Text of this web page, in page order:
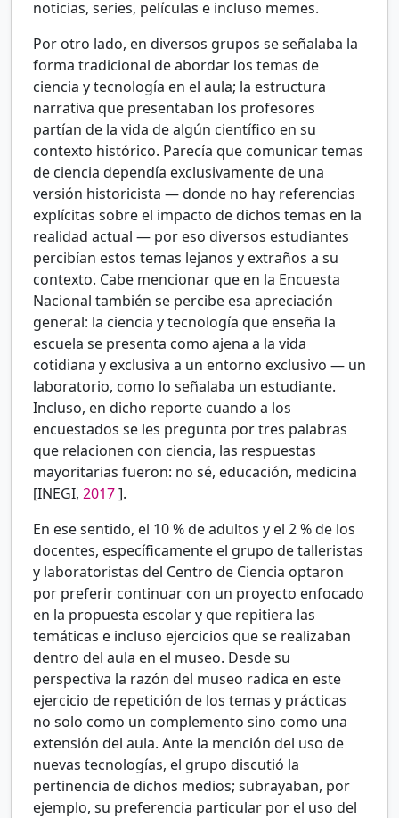
noticias, series, películas e incluso memes.
Por otro lado, en diversos grupos se señalaba la
forma tradicional de abordar los temas de
ciencia y tecnología en el aula; la estructura
narrativa que presentaban los profesores
partían de la vida de algún científico en su
contexto histórico. Parecía que comunicar temas
de ciencia dependía exclusivamente de una
versión historicista — donde no hay referencias
explícitas sobre el impacto de dichos temas en la
realidad actual — por eso diversos estudiantes
percibían estos temas lejanos y extraños a su
contexto. Cabe mencionar que en la Encuesta
Nacional también se percibe esa apreciación
general: la ciencia y tecnología que enseña la
escuela se presenta como ajena a la vida
cotidiana y exclusiva a un entorno exclusivo — un
laboratorio, como lo señalaba un estudiante.
Incluso, en dicho reporte cuando a los
encuestados se les pregunta por tres palabras
que relacionen con ciencia, las respuestas
mayoritarias fueron: no sé, educación, medicina
[INEGI, 2017].
En ese sentido, el 10% de adultos y el 2% de los
docentes, específicamente el grupo de talleristas
y laboratoristas del Centro de Ciencia optaron
por preferir continuar con un proyecto enfocado
en la propuesta escolar y que repitiera las
temáticas e incluso ejercicios que se realizaban
dentro del aula en el museo. Desde su
perspectiva la razón del museo radica en este
ejercicio de repetición de los temas y prácticas
no solo como un complemento sino como una
extensión del aula. Ante la mención del uso de
nuevas tecnologías, el grupo discutió la
pertinencia de dichos medios; subrayaban, por
ejemplo, su preferencia particular por el uso del